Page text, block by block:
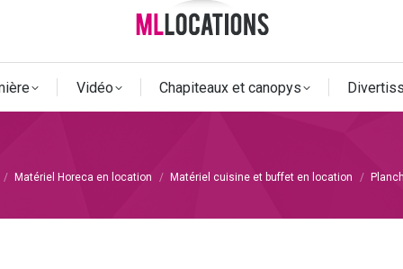
Vidéo Chapiteaux et canopys
Matériel Horeca en location Matériel cuisine et buffet en location